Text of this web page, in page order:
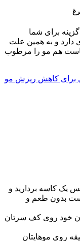
برای شما
و به همین علت
ماست هم مو را مرطوب
یک کاسه بردارید و
بدون طعم و
خود روی کف سرتان
ماسک به مدت ۱۵ تا ۲۰ دقیقه روی موهایتان